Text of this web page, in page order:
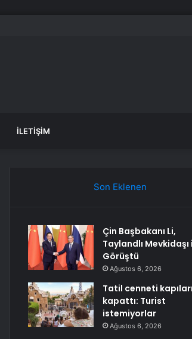
İLETIŞIM
Son Eklenen
Çin Başbakanı Li,
Taylandlı Mevkidaşı
Görüştü
Ağustos 6, 2026
Tatil cenneti
kapattı: Turist
istemiyorlar
Ağustos 6, 2026